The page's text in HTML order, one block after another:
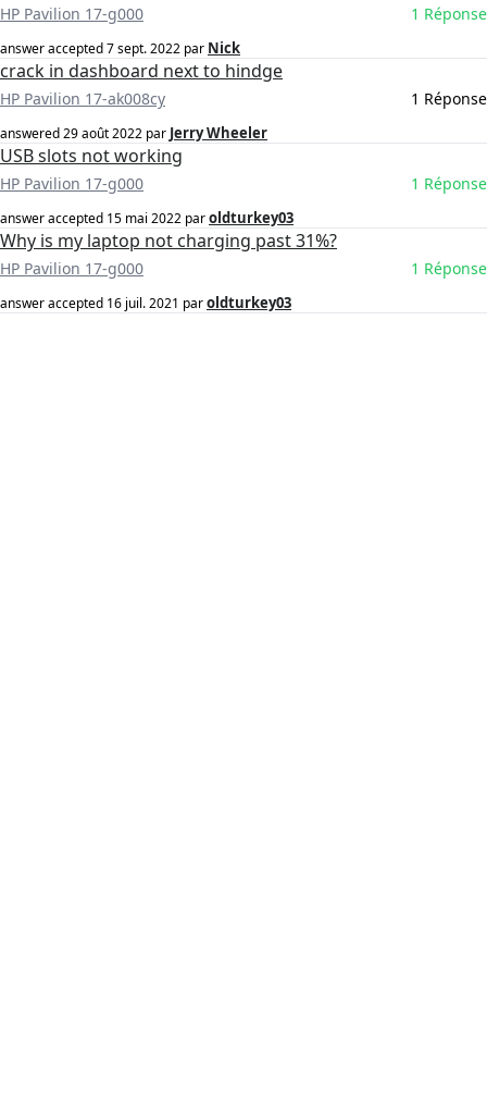
HP Pavilion 17-g000 1 Réponse
answer accepted7 sept. 2022 par Nick
crack in dashboard next to hindge
HP Pavilion 17-ak008cy 1 Réponse
answered29 août 2022 par Jerry Wheeler
USB slots not working
HP Pavilion 17-g000 1 Réponse
answer accepted 15 mai 2022 paroldturkey03
Why is my laptop not charging past 31%?
HP Pavilion 17-g000 1 Réponse
answer accepted 16 juil. 2021 paroldturkey03